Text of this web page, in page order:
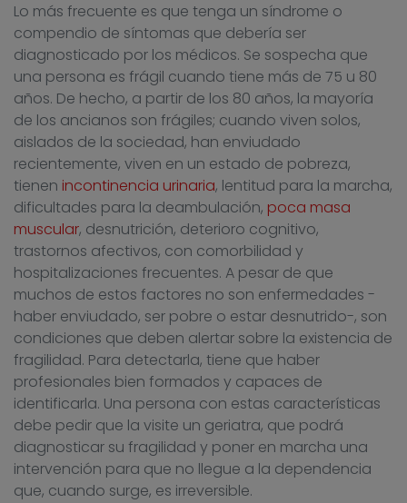
Lo más frecuente es que tenga un síndrome o
compendio de síntomas que debería ser
diagnosticado por los médicos. Se sospecha que
una persona es frágil cuando tiene más de 75 u 80
años. De hecho, a partir de los 80 años, la mayoría
de los ancianos son frágiles; cuando viven solos,
aislados de la sociedad, han enviudado
recientemente, viven en un estado de pobreza,
tienen incontinencia urinaria, lentitud para la marcha,
dificultades para la deambulación, poca masa
muscular, desnutrición, deterioro cognitivo,
trastornos afectivos, con comorbilidad y
hospitalizaciones frecuentes. A pesar de que
muchos de estos factores no son enfermedades -
haber enviudado, ser pobre o estar desnutrido-, son
condiciones que deben alertar sobre la existencia de
fragilidad. Para detectarla, tiene que haber
profesionales bien formados y capaces de
identificarla. Una persona con estas características
debe pedir que la visite un geriatra, que podrá
diagnosticar su fragilidad y poner en marcha una
intervención para que no llegue a la dependencia
que, cuando surge, es irreversible.